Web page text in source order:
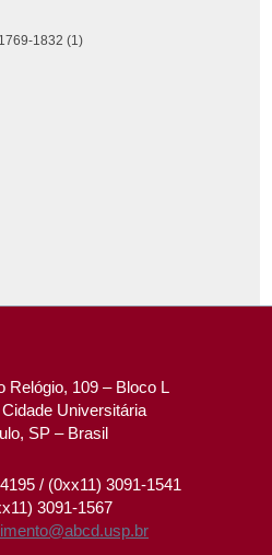
1832 (1)
Relógio, 109 – Bloco L
Universitária
SP – Brasil
/ (0xx11) 3091-1541
3091-1567